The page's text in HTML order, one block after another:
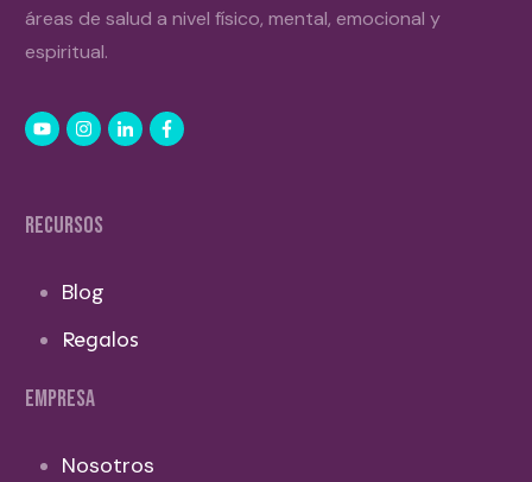
áreas de salud a nivel físico, mental, emocional y
espiritual.
RECURSOS
Blog
Regalos
EMPRESA
Nosotros